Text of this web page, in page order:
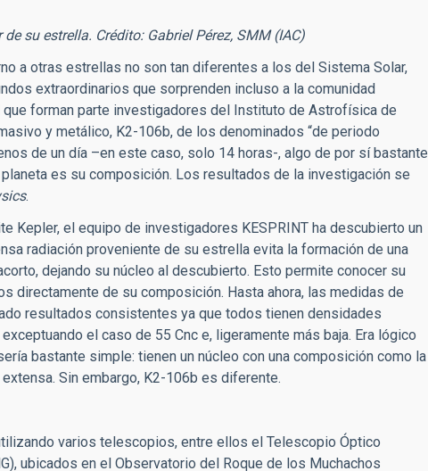
su estrella. Crédito: Gabriel Pérez, SMM (IAC)
a otras estrellas no son tan diferentes a los del Sistema Solar,
extraordinarios que sorprenden incluso a la comunidad
forman parte investigadores del Instituto de Astrofísica de
y metálico, K2-106b, de los denominados “de periodo
de un día –en este caso, solo 14 horas-, algo de por sí bastante
es su composición. Los resultados de la investigación se
.
Kepler, el equipo de investigadores KESPRINT ha descubierto un
radiación proveniente de su estrella evita la formación de una
dejando su núcleo al descubierto. Esto permite conocer su
directamente de su composición. Hasta ahora, las medidas de
resultados consistentes ya que todos tienen densidades
el caso de 55 Cnc e, ligeramente más baja. Era lógico
bastante simple: tienen un núcleo con una composición como la
Sin embargo, K2-106b es diferente.
varios telescopios, entre ellos el Telescopio Óptico
ubicados en el Observatorio del Roque de los Muchachos